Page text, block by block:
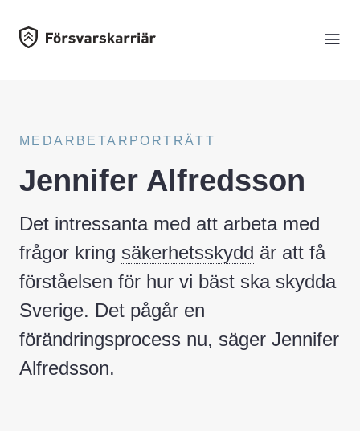
MEDARBETARPORTRÄTT
Jennifer Alfredsson
Det intressanta med att arbeta med
frågor kring säkerhetsskydd är att få
förståelsen för hur vi bäst ska skydda
Sverige. Det pågår en
förändringsprocess nu, säger Jennifer
Alfredsson.